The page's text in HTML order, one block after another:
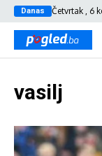
Danas Četvrtak , 6
vasilj